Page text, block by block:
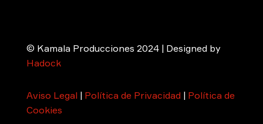
© Kamala Producciones 2024 | Designed by
Hadock
Aviso Legal | Política de Privacidad | Política de
Cookies